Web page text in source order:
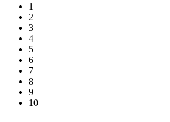
1
2
3
4
5
6
7
8
9
10